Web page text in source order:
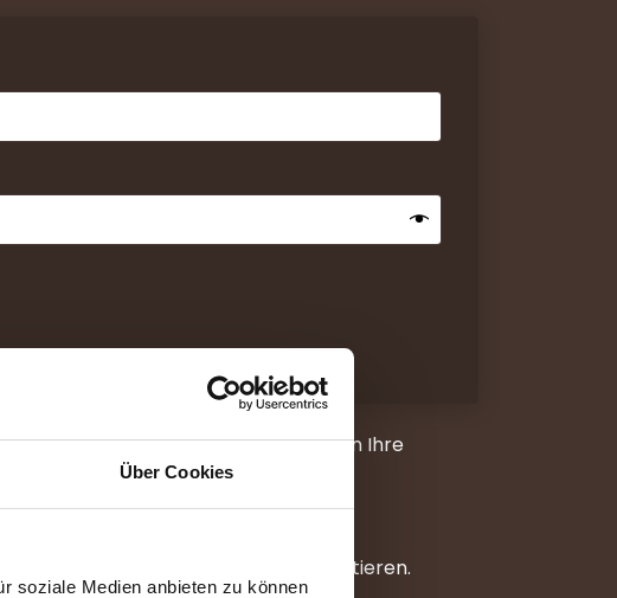
Über Cookies
soziale Medien anbieten zu können
zusätzlichen Vorteil und verwalten Ihre
erstellen und von den Vorteilen profitieren.